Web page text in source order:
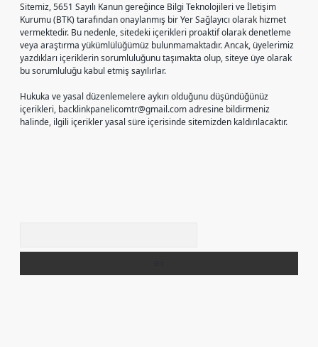
Sitemiz, 5651 Sayılı Kanun gereğince Bilgi Teknolojileri ve İletişim
Kurumu (BTK) tarafından onaylanmış bir Yer Sağlayıcı olarak hizmet
vermektedir. Bu nedenle, sitedeki içerikleri proaktif olarak denetleme
veya araştırma yükümlülüğümüz bulunmamaktadır. Ancak, üyelerimiz
yazdıkları içeriklerin sorumluluğunu taşımakta olup, siteye üye olarak
bu sorumluluğu kabul etmiş sayılırlar.
Hukuka ve yasal düzenlemelere aykırı olduğunu düşündüğünüz
içerikleri, backlinkpanelicomtr@gmail.comadresine bildirmeniz
halinde, ilgili içerikler yasal süre içerisinde sitemizden kaldırılacaktır.